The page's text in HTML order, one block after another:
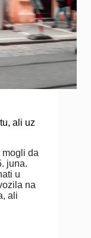
ali uz
mogli da
juna.
u
na
ali